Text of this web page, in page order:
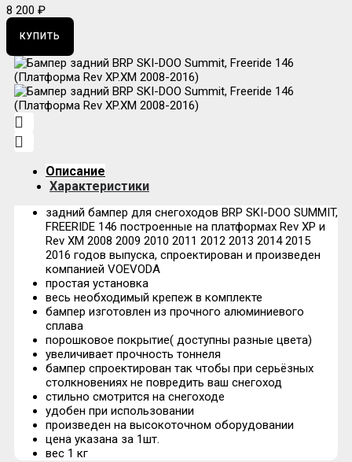
8 200 ₽
КУПИТЬ
Описание
Характеристики
задний бампер для снегоходов BRP SKI-DOO SUMMIT,
FREERIDE 146 построенные на платформах Rev XP и
Rev XM 2008 2009 2010 2011 2012 2013 2014 2015
2016 годов выпуска, спроектирован и произведен
компанией VOEVODA
простая установка
весь необходимый крепеж в комплекте
бампер изготовлен из прочного алюминиевого
сплава
порошковое покрытие( доступны разные цвета)
увеличивает прочность тоннеля
бампер cпроектирован так чтобы при серьёзных
столкновениях не повредить ваш снегоход
стильно смотрится на снегоходе
удобен при использовании
произведен на высокоточном оборудовании
цена указана за 1шт.
вес 1 кг